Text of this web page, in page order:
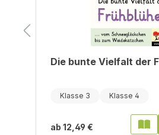
Die bunte Vielfalt der
Klasse 3 Klasse 4
ab 12,49 €